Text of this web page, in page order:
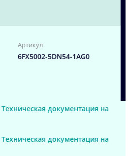
Артикул
6FX5002-5DN54-1AG0
Техническая документация на
Техническая документация на